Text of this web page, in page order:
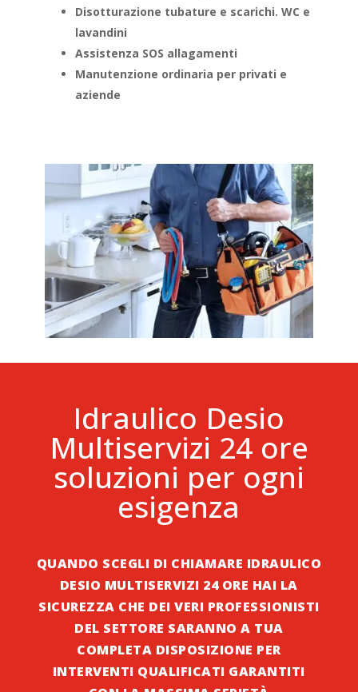
Disotturazione tubature e scarichi. WC e
lavandini
Assistenza SOS allagamenti
Manutenzione ordinaria per privati e
aziende
Idraulico Desio
Multiservizi 24 ore
soluzioni per ogni
esigenza
QUANDO SCEGLI DI CHIAMARE IDRAULICO
DESIO MULTISERVIZI 24 ORE HAI LA
SICUREZZA CHE DEI VERI PROFESSIONISTI
DEL SETTORE SARANNO A TUA
COMPLETA DISPOSIZIONE PER
INTERVENTI QUALIFICATI GARANTITI